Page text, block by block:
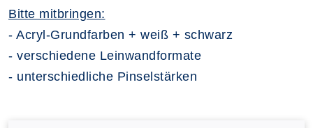
Bitte mitbringen:
- Acryl-Grundfarben + weiß + schwarz
- verschiedene Leinwandformate
- unterschiedliche Pinselstärken